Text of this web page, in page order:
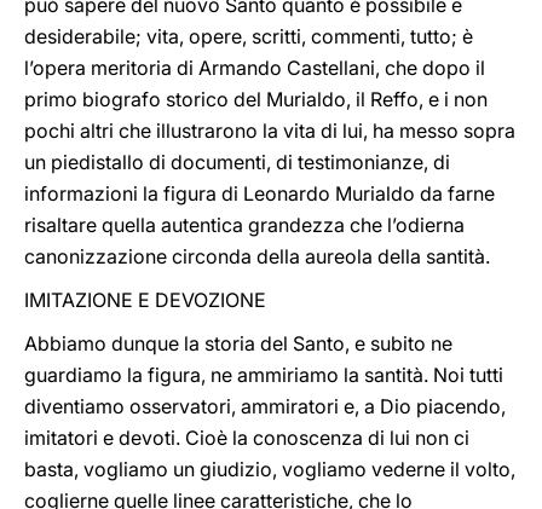
può sapere del nuovo Santo quanto è possibile e
desiderabile; vita, opere, scritti, commenti, tutto; è
l’opera meritoria di Armando Castellani, che dopo il
primo biografo storico del Murialdo, il Reffo, e i non
pochi altri che illustrarono la vita di lui, ha messo sopra
un piedistallo di documenti, di testimonianze, di
informazioni la figura di Leonardo Murialdo da farne
risaltare quella autentica grandezza che l’odierna
canonizzazione circonda della aureola della santità.
IMITAZIONE E DEVOZIONE
Abbiamo dunque la storia del Santo, e subito ne
guardiamo la figura, ne ammiriamo la santità. Noi tutti
diventiamo osservatori, ammiratori e, a Dio piacendo,
imitatori e devoti. Cioè la conoscenza di lui non ci
basta, vogliamo un giudizio, vogliamo vederne il volto,
coglierne quelle linee caratteristiche, che lo